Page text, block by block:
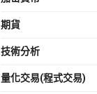
期貨
技術分析
量化交易(程式交易)